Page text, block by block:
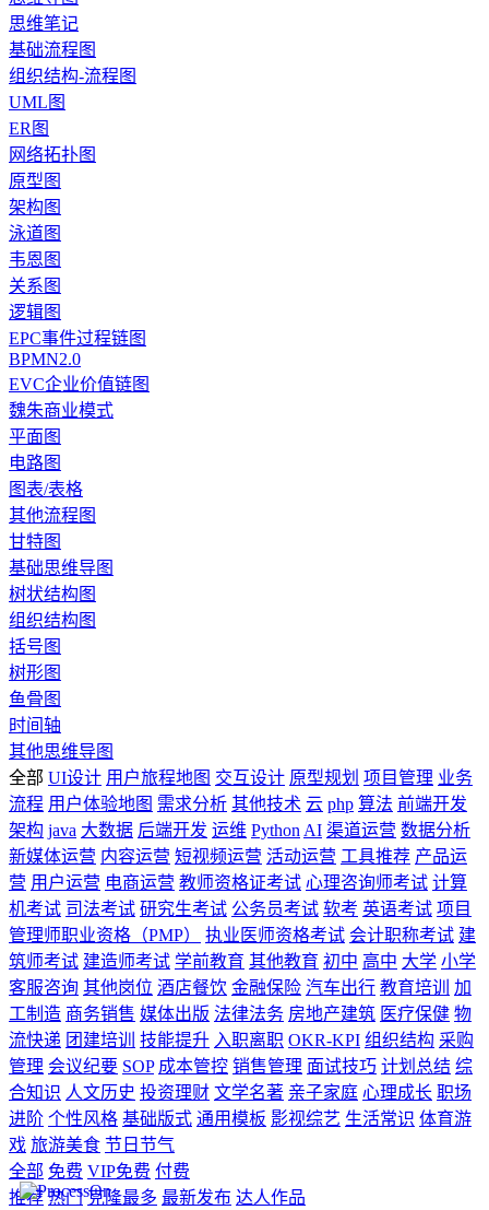
思维笔记
基础流程图
组织结构-流程图
UML图
ER图
网络拓扑图
原型图
架构图
泳道图
韦恩图
关系图
逻辑图
EPC事件过程链图
BPMN2.0
EVC企业价值链图
魏朱商业模式
平面图
电路图
图表/表格
其他流程图
甘特图
基础思维导图
树状结构图
组织结构图
括号图
树形图
鱼骨图
时间轴
其他思维导图
全部 UI设计 用户旅程地图 交互设计 原型规划 项目管理 业务
流程 用户体验地图 需求分析 其他技术 云 php 算法 前端开发
架构 java 大数据 后端开发 运维 Python AI 渠道运营 数据分析
新媒体运营 内容运营 短视频运营 活动运营 工具推荐 产品运
营 用户运营 电商运营 教师资格证考试 心理咨询师考试 计算
机考试 司法考试 研究生考试 公务员考试 软考 英语考试 项目
管理师职业资格（PMP）
执业医师资格考试 会计职称考试 建
筑师考试 建造师考试 学前教育 其他教育 初中 高中 大学 小学
客服咨询 其他岗位 酒店餐饮 金融保险 汽车出行 教育培训
加
工制造 商务销售 媒体出版 法律法务 房地产建筑 医疗保健 物
流快递 团建培训 技能提升 入职离职 OKR-KPI 组织结构 采购
管理 会议纪要 SOP 成本管控 销售管理 面试技巧 计划总结 综
合知识 人文历史 投资理财 文学名著 亲子家庭 心理成长 职场
进阶 个性风格 基础版式 通用模板 影视综艺 生活常识 体育游
戏 旅游美食 节日节气
全部 免费 VIP免费 付费
推荐 热门 克隆最多 最新发布 达人作品